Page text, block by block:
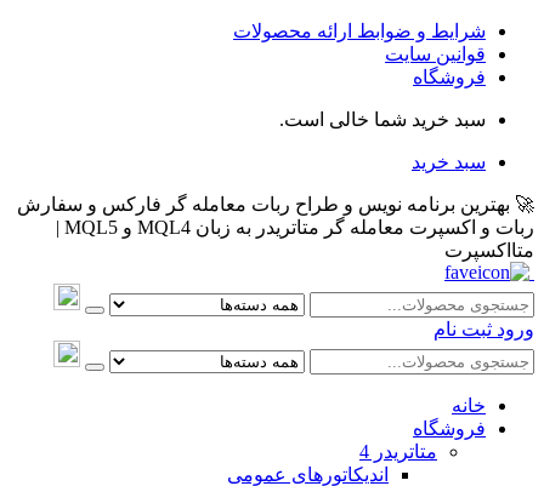
شرایط و ضوابط ارائه محصولات
قوانین سایت
فروشگاه
سبد خرید شما خالی است.
سبد خرید
🚀 بهترین برنامه نویس و طراح ربات معامله گر فارکس و سفارش
ربات و اکسپرت معامله گر متاتریدر به زبان MQL4 و MQL5 |
متااکسپرت
ورود ثبت نام
خانه
فروشگاه
متاتريدر 4
اندیکاتورهای عمومی